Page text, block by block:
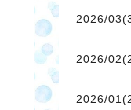
2026/
2026/
2026/